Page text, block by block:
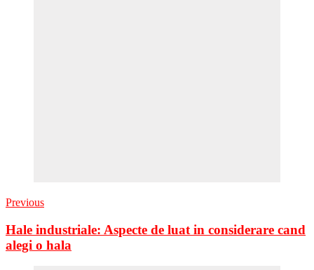
Previous
Hale industriale: Aspecte de luat in considerare cand
alegi o hala